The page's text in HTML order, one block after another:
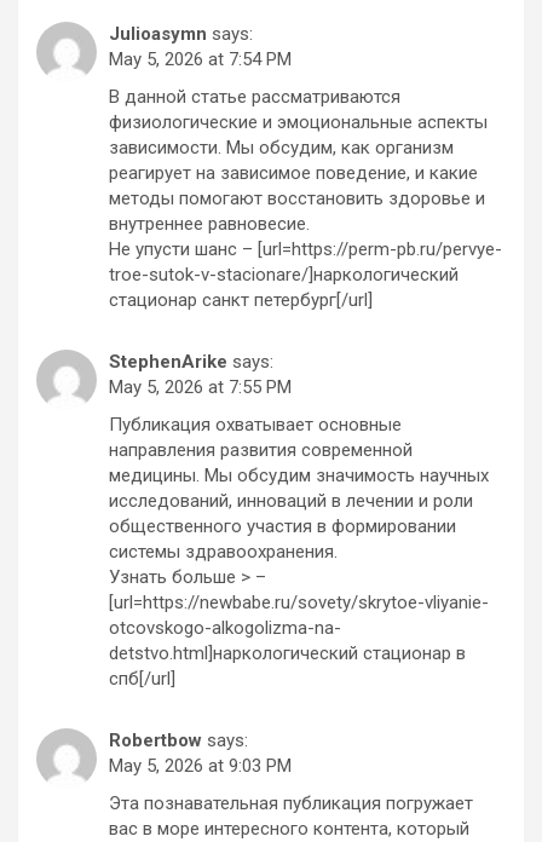
Julioasymn says:
May 5, 2026 at 7:54 PM
В данной статье рассматриваются
физиологические и эмоциональные аспекты
зависимости. Мы обсудим, как организм
реагирует на зависимое поведение, и какие
методы помогают восстановить здоровье и
внутреннее равновесие.
Не упусти шанс – [url=https://perm-pb.ru/pervye-
troe-sutok-v-stacionare/]наркологический
стационар санкт петербург[/url]
StephenArike says:
May 5, 2026 at 7:55 PM
Публикация охватывает основные
направления развития современной
медицины. Мы обсудим значимость научных
исследований, инноваций в лечении и роли
общественного участия в формировании
системы здравоохранения.
Узнать больше > –
[url=https://newbabe.ru/sovety/skrytoe-vliyanie-
otcovskogo-alkogolizma-na-
detstvo.html]наркологический стационар в
спб[/url]
Robertbow says:
May 5, 2026 at 9:03 PM
Эта познавательная публикация погружает
вас в море интересного контента, который